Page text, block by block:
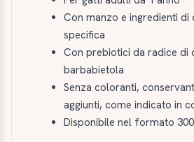
Con manzo e ingredienti di
specifica
Con prebiotici da radice di
barbabietola
Senza coloranti,
aggiunti, come indicato in
Disponibile nel formato